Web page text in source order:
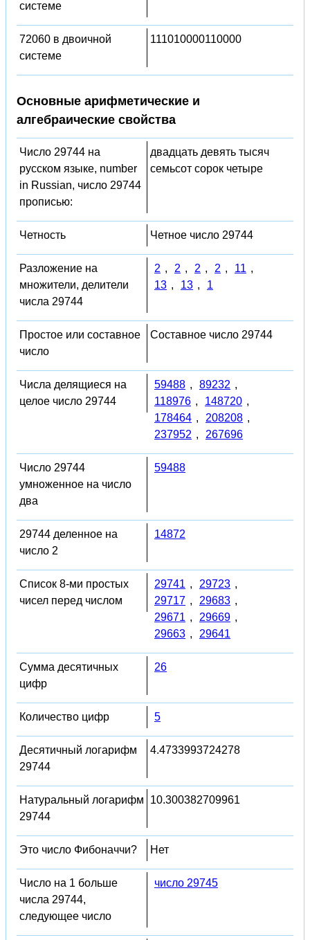
системе
72060 в двоичной
системе
111010000110000
Основные арифметические и
алгебраические свойства
Число 29744 на
русском языке, number
in Russian, число 29744
прописью:
двадцать девять тысяч
семьсот сорок четыре
Четность Четное число 29744
Разложение на
множители, делители
числа 29744
2 , 2 , 2 , 2 , 11 ,
13 , 13 , 1
Простое или составное
число
Составное число 29744
Числа делящиеся на
целое число 29744
59488 , 89232 ,
118976 , 148720 ,
178464 , 208208 ,
237952 , 267696
Число 29744
умноженное на число
два
59488
29744 деленное на
число 2
14872
Список 8-ми простых
чисел перед числом
29741 , 29723 ,
29717 , 29683 ,
29671 , 29669 ,
29663 , 29641
Сумма десятичных
цифр
26
Количество цифр 5
Десятичный логарифм
29744
4.4733993724278
Натуральный логарифм
29744
10.300382709961
Это число Фибоначчи? Нет
Число на 1 больше
числа 29744,
следующее число
число 29745